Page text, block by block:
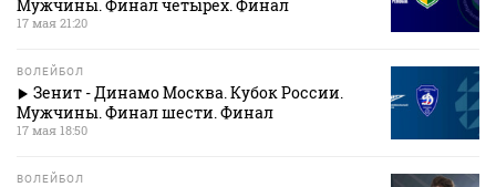
Мужчины. Финал четырех. Финал
17 мая 21:20
ВОЛЕЙБОЛ
Зенит - Динамо Москва. Кубок России.
Мужчины. Финал шести. Финал
17 мая 18:50
ВОЛЕЙБОЛ